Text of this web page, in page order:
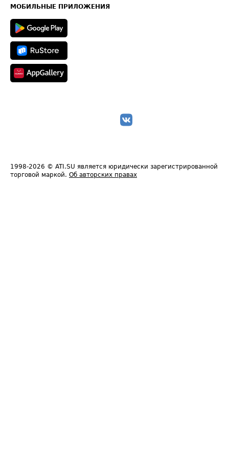
Техническая информация
МОБИЛЬНЫЕ ПРИЛОЖЕНИЯ
1998-2026 © ATI.SU является юридически зарегистрированной
торговой маркой. Об авторских правах